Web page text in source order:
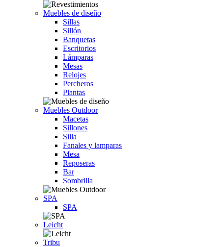
Muebles de diseño
Sillas
Sillón
Banquetas
Escritorios
Lámparas
Mesas
Relojes
Percheros
Plantas
Muebles Outdoor
Macetas
Sillones
Silla
Fanales y lamparas
Mesa
Reposeras
Bar
Sombrilla
SPA
SPA
Leicht
Tribu